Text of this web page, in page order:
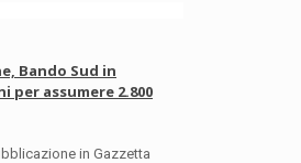
Bando Sud in
per assumere 2.800
in Gazzetta